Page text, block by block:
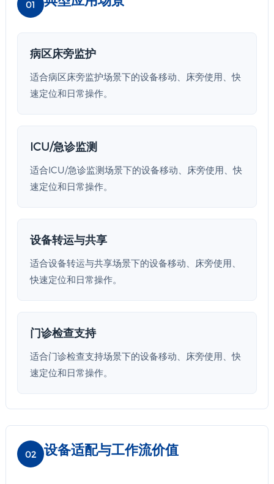
01
病区床旁监护
适合病区床旁监护场景下的设备移动、床旁使用、快
速定位和日常操作。
ICU/急诊监测
适合ICU/急诊监测场景下的设备移动、床旁使用、快
速定位和日常操作。
设备转运与共享
适合设备转运与共享场景下的设备移动、床旁使用、
快速定位和日常操作。
门诊检查支持
适合门诊检查支持场景下的设备移动、床旁使用、快
速定位和日常操作。
02 设备适配与工作流价值